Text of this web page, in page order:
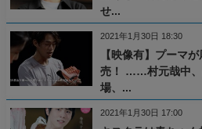
せ...
【映像有】プーマ
売！ ……村元哉中、
場、...
2021年1月30日 18:30
2021年1月30日 17:00